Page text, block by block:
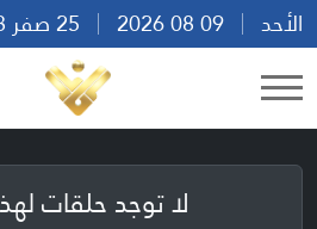
الأحد
لا توجد حلقات